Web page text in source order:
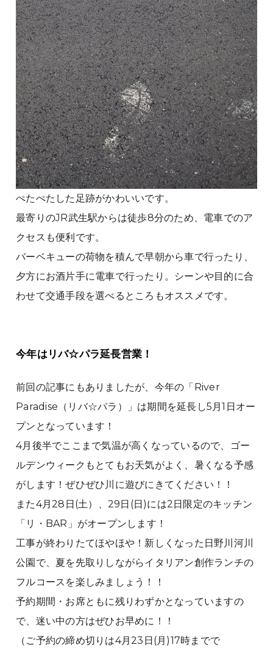
ぺたぺたした足跡がかわいいです。
最寄りのJR武生駅からは徒歩8分のため、電車でのア
クセスも便利です。
バーベキューの荷物を積んで早朝から車で行ったり、
夕方にお酒片手に電車で行ったり。シーンや目的に合
わせて交通手段を選べるところもオススメです。
今年はリバ☆パラ延長営業！
前回の記事にもありましたが、今年の「River
Paradise（リバ☆パラ）」は期間を延長し5月1日オー
プンとなっています！
4月後半でここまで気温が高くなっているので、ゴー
ルデンウィークもとてもお天気がよく、暑くなる予感
がします！ぜひぜひ川に遊びにきてください！！
また4月28日(土）、29日(日)には2日限定のキッチン
「リ・BAR」がオープンします！
工事が終わりたてほやほや！新しくなった日野川河川
公園で、夏を先取りしながらイタリアン創作ランチの
フルコースを楽しみましょう！！
予約期間・お席ともに残りわずかとなっていますの
で、迷い中の方はぜひお早めに！！
（ご予約の締め切りは4月23日(月)17時までで